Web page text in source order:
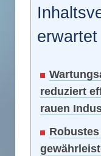
erwartet
reduziert
rauen